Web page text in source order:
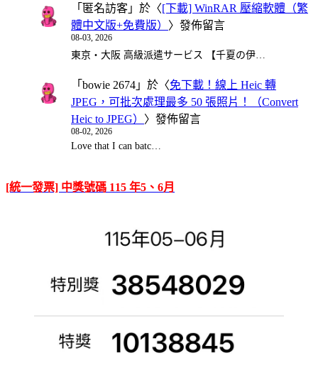
「 匿名訪客 」於〈[下載] WinRAR 壓縮軟體（繁
體中文版+免費版） 〉發佈留言
08-03, 2026
東京・大阪 高級派遣サービス 【千夏の伊…
「 bowie 2674 」於〈免下載！線上 Heic 轉
JPEG，可批次處理最多 50 張照片！（Convert
Heic to JPEG） 〉發佈留言
08-02, 2026
Love that I can batc…
[統一發票] 中獎號碼 115 年5、6月